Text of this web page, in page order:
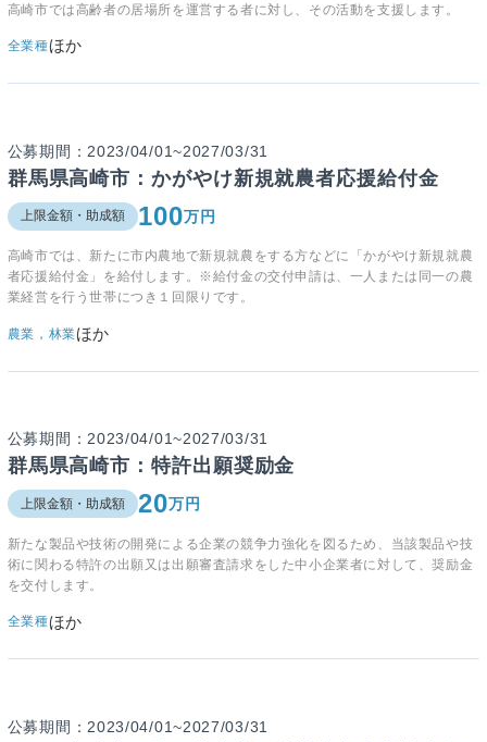
高崎市では高齢者の居場所を運営する者に対し、その活動を支援します。
全業種ほか
公募期間：2023/04/01~2027/03/31
群馬県高崎市：かがやけ新規就農者応援給付金
上限金額・助成額 100万円
高崎市では、新たに市内農地で新規就農をする方などに「かがやけ新規就農
者応援給付金」を給付します。※給付金の交付申請は、一人または同一の農
業経営を行う世帯につき１回限りです。
農業，林業ほか
公募期間：2023/04/01~2027/03/31
群馬県高崎市：特許出願奨励金
上限金額・助成額 20万円
新たな製品や技術の開発による企業の競争力強化を図るため、当該製品や技
術に関わる特許の出願又は出願審査請求をした中小企業者に対して、奨励金
を交付します。
全業種ほか
公募期間：2023/04/01~2027/03/31